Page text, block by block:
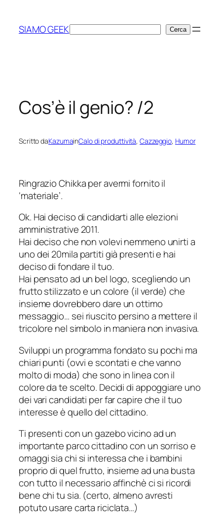
contenuto
SIAMO GEEKCerca Cerca
Cos’è il genio? /2
Scritto daKazumainCalo di produttività, Cazzeggio, Humor
Ringrazio Chikka per avermi fornito il
‘materiale’.
Ok. Hai deciso di candidarti alle elezioni
amministrative 2011.
Hai deciso che non volevi nemmeno unirti a
uno dei 20mila partiti già presenti e hai
deciso di fondare il tuo.
Hai pensato ad un bel logo, scegliendo un
frutto stilizzato e un colore (il verde) che
insieme dovrebbero dare un ottimo
messaggio… sei riuscito persino a mettere il
tricolore nel simbolo in maniera non invasiva.
Sviluppi un programma fondato su pochi ma
chiari punti (ovvi e scontati e che vanno
molto di moda) che sono in linea con il
colore da te scelto. Decidi di appoggiare uno
dei vari candidati per far capire che il tuo
interesse è quello del cittadino.
Ti presenti con un gazebo vicino ad un
importante parco cittadino con un sorriso e
omaggi sia chi si interessa che i bambini
proprio di quel frutto, insieme ad una busta
con tutto il necessario affinchè ci si ricordi
bene chi tu sia. (certo, almeno avresti
potuto usare carta riciclata…)